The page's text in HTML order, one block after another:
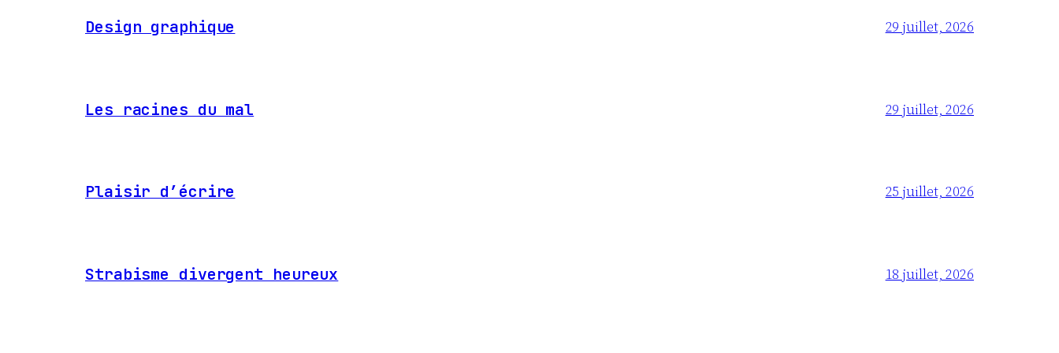
Design graphique 29 juillet, 2026
Les racines du mal 29 juillet, 2026
Plaisir d’écrire 25 juillet, 2026
Strabisme divergent heureux 18 juillet, 2026